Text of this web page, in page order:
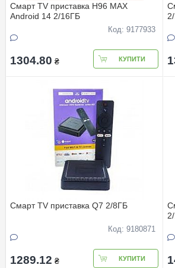
Смарт TV приставка H96 MAX
Android 14 2/16ГБ
Код: 9177933
1304.80 ₴ КУПИТИ
Смарт TV приставка Q7 2/8ГБ
Код: 9180871
1289.12 ₴ КУПИТИ